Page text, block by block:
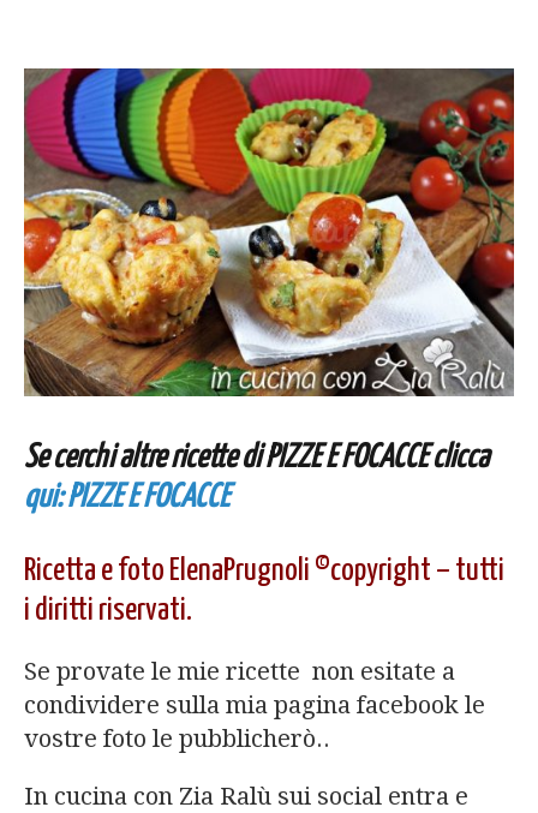
Se cerchi altre ricette di PIZZE E FOCACCE clicca
qui: PIZZE E FOCACCE
Ricetta e foto ElenaPrugnoli ©copyright – tutti
i diritti riservati.
Se provate le mie ricette non esitate a
condividere sulla mia pagina facebook le
vostre foto le pubblicherò..
In cucina con Zia Ralù sui social entra e